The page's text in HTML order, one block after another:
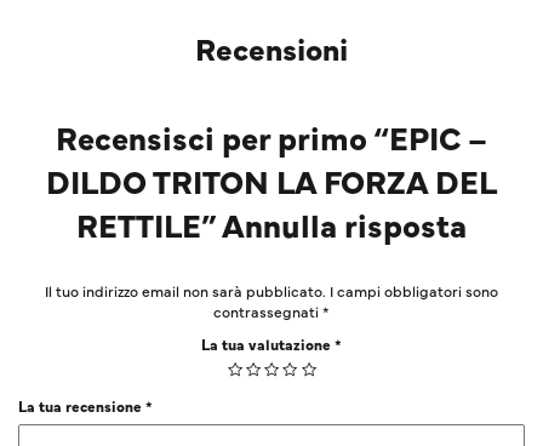
Recensioni
Recensisci per primo “EPIC –
DILDO TRITON LA FORZA DEL
RETTILE” Annulla risposta
Il tuo indirizzo email non sarà pubblicato. I campi obbligatori sono
contrassegnati*
La tua valutazione*
La tua recensione*